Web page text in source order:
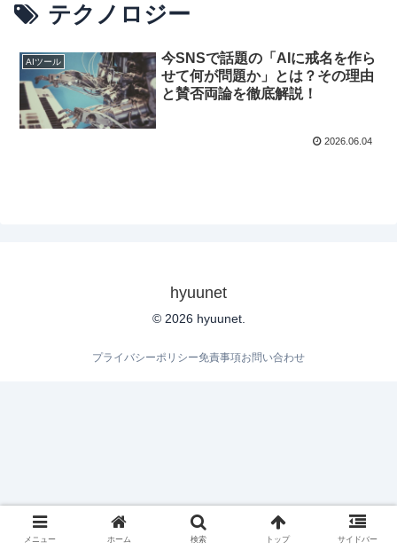
テクノロジー
AIツール
今SNSで話題の「AIに戒名を作ら
せて何が問題か」とは？その理由
と賛否両論を徹底解説！
2026.06.04
hyuunet
© 2026 hyuunet.
プライバシーポリシー免責事項お問い合わせ
メニュー ホーム 検索 トップ サイドバー